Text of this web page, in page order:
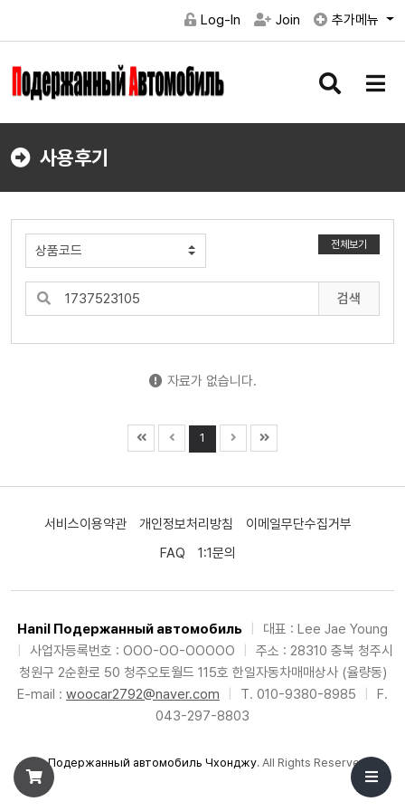
Log-In Join 추가메뉴
검
버
메
버
사용후기
전체보기
검색
자료가 없습니다.
1
서비스이용약관 개인정보처리방침
이메일무단수집거부
FAQ
1:1문의
Hanil Подержанный автомобиль
대표 : Lee Jae Young
사업자등록번호 : OOO-OO-OOOOO
주소 : 28310 충북 청주시
청원구 2순환로 50 청주오토월드 115호 한일자동차매매상사 (율량동)
E-mail : woocar2792@naver.com T. 010-9380-8985
F.
043-297-8803
©Подержанный автомобиль Чхонджу. All Rights Reserved.